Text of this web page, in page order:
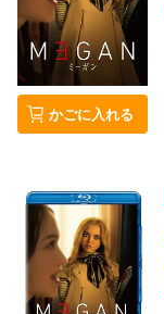
かごに入れる